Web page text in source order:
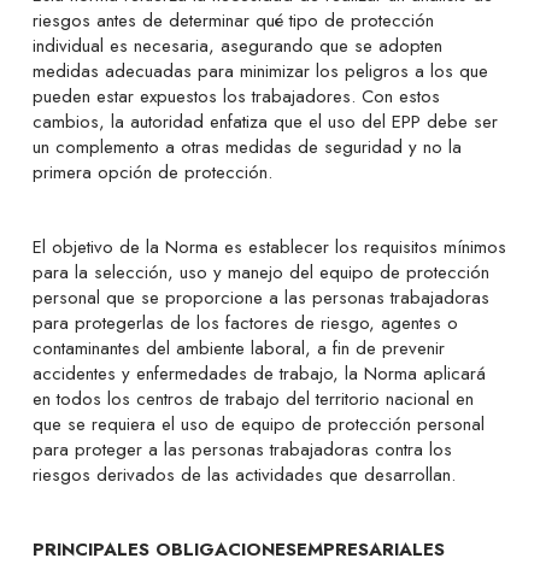
riesgos antes de determinar qué tipo de protección
individual es necesaria, asegurando que se adopten
medidas adecuadas para minimizar los peligros a los que
pueden estar expuestos los trabajadores. Con estos
cambios, la autoridad enfatiza que el uso del EPP debe ser
un complemento a otras medidas de seguridad y no la
primera opción de protección.
El objetivo de la Norma es establecer los requisitos mínimos
para la selección, uso y manejo del equipo de protección
personal que se proporcione a las personas trabajadoras
para protegerlas de los factores de riesgo, agentes o
contaminantes del ambiente laboral, a fin de prevenir
accidentes y enfermedades de trabajo, la Norma aplicará
en todos los centros de trabajo del territorio nacional en
que se requiera el uso de equipo de protección personal
para proteger a las personas trabajadoras contra los
riesgos derivados de las actividades que desarrollan.
PRINCIPALES OBLIGACIONESEMPRESARIALES